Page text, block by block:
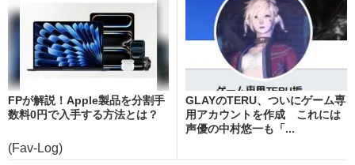
FPが解説！Apple製品を分割手
数料0円で入手する方法とは？
(Fav-Log)
GLAYのTERU、ついにゲーム専
用アカウントを作成 これには
声優の中村悠一も「...